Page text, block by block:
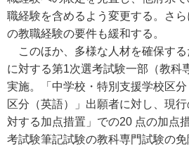
職経験を含めるよう変更する。さ
の教職経験の要件も緩和する。
このほか、多様な人材を確保す
に対する第1次選考試験一部（教科
実施。「中学校・特別支援学校区
区分（英語）」出願者に対し、現
対する加点措置」での20 点の加点
考試験筆記試験の教科専門試験の免